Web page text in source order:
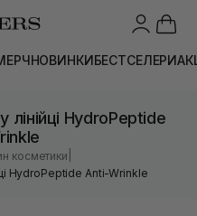
НОВИНКИБЕСТСЕЛЕРИ
лінійці HydroPeptide
косметики
HydroPeptide Anti-Wrinkle